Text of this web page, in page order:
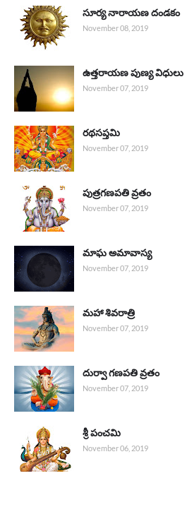
సూర్య నారాయణ దండకం
November 08, 2019
ఉత్తరాయణ పుణ్య విధులు
November 07, 2019
రథసప్తమి
November 07, 2019
పుత్రగణపతి వ్రతం
November 07, 2019
మాఘ అమావాస్య
November 07, 2019
మహా శివరాత్రి
November 07, 2019
దుర్వా గణపతి వ్రతం
November 07, 2019
శ్రీ పంచమి
November 06, 2019